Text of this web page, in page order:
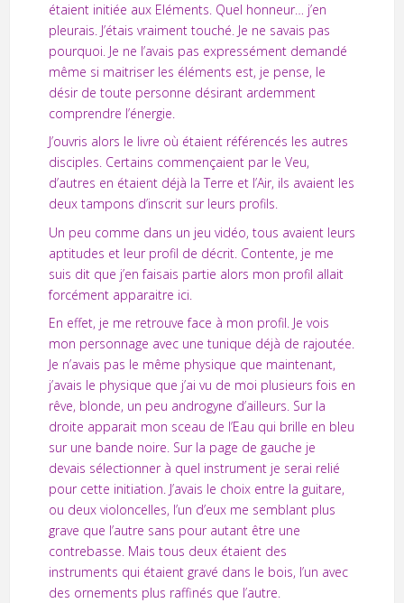
étaient initiée aux Eléments. Quel honneur… j’en
pleurais. J’étais vraiment touché. Je ne savais pas
pourquoi. Je ne l’avais pas expressément demandé
même si maitriser les éléments est, je pense, le
désir de toute personne désirant ardemment
comprendre l’énergie.
J’ouvris alors le livre où étaient référencés les autres
disciples. Certains commençaient par le Veu,
d’autres en étaient déjà la Terre et l’Air, ils avaient les
deux tampons d’inscrit sur leurs profils.
Un peu comme dans un jeu vidéo, tous avaient leurs
aptitudes et leur profil de décrit. Contente, je me
suis dit que j’en faisais partie alors mon profil allait
forcément apparaitre ici.
En effet, je me retrouve face à mon profil. Je vois
mon personnage avec une tunique déjà de rajoutée.
Je n’avais pas le même physique que maintenant,
j’avais le physique que j’ai vu de moi plusieurs fois en
rêve, blonde, un peu androgyne d’ailleurs. Sur la
droite apparait mon sceau de l’Eau qui brille en bleu
sur une bande noire. Sur la page de gauche je
devais sélectionner à quel instrument je serai relié
pour cette initiation. J’avais le choix entre la guitare,
ou deux violoncelles, l’un d’eux me semblant plus
grave que l’autre sans pour autant être une
contrebasse. Mais tous deux étaient des
instruments qui étaient gravé dans le bois, l’un avec
des ornements plus raffinés que l’autre.